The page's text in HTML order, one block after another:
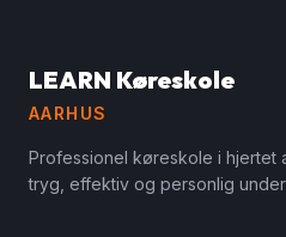
LEARN Køreskole
AARHUS
Professionel køreskole i hjertet
tryg, effektiv og personlig